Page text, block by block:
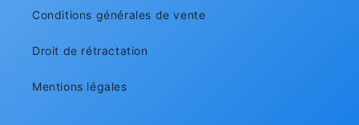
Conditions générales de vente
Droit de rétractation
Mentions légales